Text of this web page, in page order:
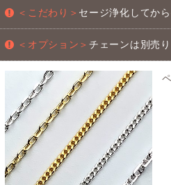
＜こだわり＞ セージ浄化してか
＜オプション＞チェーンは別売